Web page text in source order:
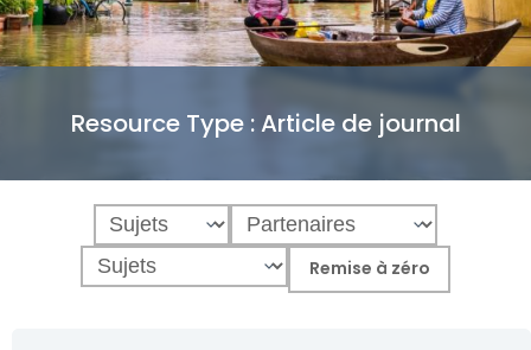
Resource Type :Article de journal